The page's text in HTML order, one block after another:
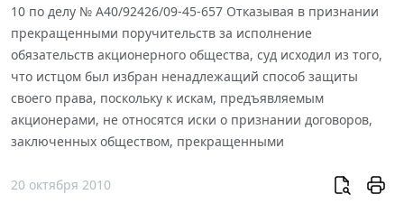
10 по делу № А40/92426/09-45-657 Отказывая в признании
прекращенными поручительств за исполнение
обязательств акционерного общества, суд исходил из того,
что истцом был избран ненадлежащий способ защиты
своего права, поскольку к искам, предъявляемым
акционерами, не относятся иски о признании договоров,
заключенных обществом, прекращенными
20 октября 2010